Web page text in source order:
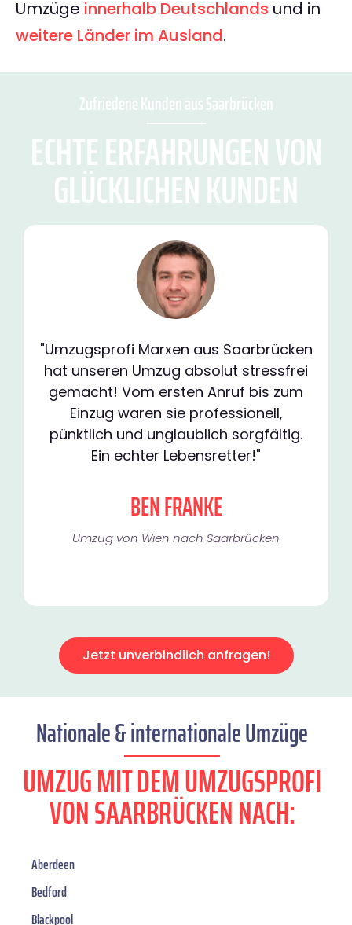
Umzüge innerhalb Deutschlands und in
weitere Länder im Ausland.
Zufriedene Kunden aus Saarbrücken
ECHTE ERFAHRUNGEN VON
GLÜCKLICHEN KUNDEN
"Umzugsprofi Marxen aus Saarbrücken
hat unseren Umzug absolut stressfrei
gemacht! Vom ersten Anruf bis zum
Einzug waren sie professionell,
pünktlich und unglaublich sorgfältig.
Ein echter Lebensretter!"
BEN FRANKE
Umzug von Wien nach Saarbrücken
Jetzt unverbindlich anfragen!
Nationale & internationale Umzüge
UMZUG MIT DEM UMZUGSPROFI
VON SAARBRÜCKEN NACH:
Aberdeen
Bedford
Blackpool